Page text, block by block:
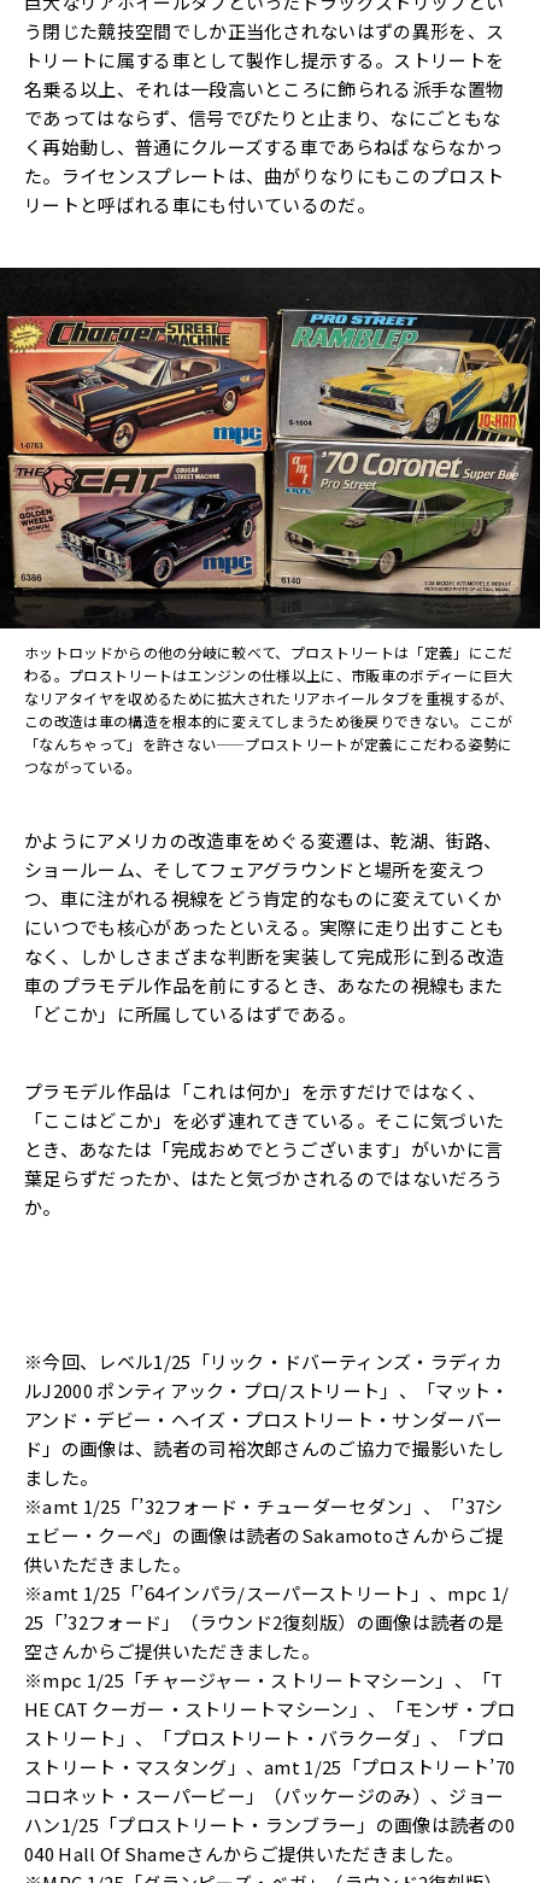
う閉じた競技空間でしか正当化されないはずの異形を、ス
トリートに属する車として製作し提示する。ストリートを
名乗る以上、それは一段高いところに飾られる派手な置物
であってはならず、信号でぴたりと止まり、なにごともな
く再始動し、普通にクルーズする車であらねばならなかっ
た。ライセンスプレートは、曲がりなりにもこのプロスト
リートと呼ばれる車にも付いているのだ。
ホットロッドからの他の分岐に較べて、プロストリートは「定義」にこだ
わる。プロストリートはエンジンの仕様以上に、市販車のボディーに巨大
なリアタイヤを収めるために拡大されたリアホイールタブを重視するが、
この改造は車の構造を根本的に変えてしまうため後戻りできない。ここが
「なんちゃって」を許さない——プロストリートが定義にこだわる姿勢に
つながっている。
かようにアメリカの改造車をめぐる変遷は、乾湖、街路、
ショールーム、そしてフェアグラウンドと場所を変えつ
つ、車に注がれる視線をどう肯定的なものに変えていくか
にいつでも核心があったといえる。実際に走り出すことも
なく、しかしさまざまな判断を実装して完成形に到る改造
車のプラモデル作品を前にするとき、あなたの視線もまた
「どこか」に所属しているはずである。
プラモデル作品は「これは何か」を示すだけではなく、
「ここはどこか」を必ず連れてきている。そこに気づいた
とき、あなたは「完成おめでとうございます」がいかに言
葉足らずだったか、はたと気づかされるのではないだろう
か。
※今回、レベル1/25「リック・ドバーティンズ・ラディカ
ルJ2000 ポンティアック・プロ/ストリート」、「マット・
アンド・デビー・ヘイズ・プロストリート・サンダーバー
ド」の画像は、読者の司裕次郎さんのご協力で撮影いたし
ました。
※amt 1/25「’32フォード・チューダーセダン」、「’37シ
ェビー・クーペ」の画像は読者のSakamotoさんからご提
供いただきました。
※amt 1/25「’64インパラ/スーパーストリート」、mpc 1/
25「’32フォード」（ラウンド2復刻版）の画像は読者の是
空さんからご提供いただきました。
※mpc 1/25「チャージャー・ストリートマシーン」、「T
HE CAT クーガー・ストリートマシーン」、「モンザ・プロ
ストリート」、「プロストリート・バラクーダ」、「プロ
ストリート・マスタング」、amt 1/25「プロストリート’70
コロネット・スーパービー」（パッケージのみ）、ジョー
ハン1/25「プロストリート・ランブラー」の画像は読者の0
040 Hall Of Shameさんからご提供いただきました。